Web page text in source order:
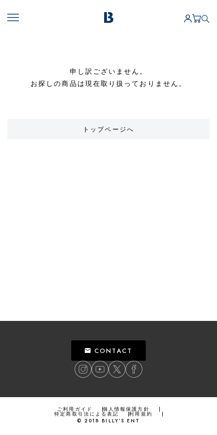
申し訳ございません。
お探しの商品は現在取り扱っておりません。
トップページへ
CONTACT
ご利用ガイド 個人情報保護方針
特定商取引法による表記
利用規約
© 2018 BILLY’S ENT